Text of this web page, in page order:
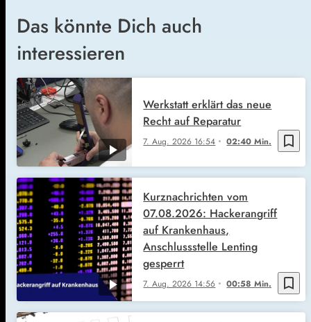
Das könnte Dich auch
interessieren
bookmark_border
7. Aug. 2026 16:54 02:40 Min.
Werkstatt erklärt das neue
Recht auf Reparatur
bookmark_border
7. Aug. 2026 14:56 00:58 Min.
Kurznachrichten vom
07.08.2026: Hackerangriff
auf Krankenhaus,
Anschlussstelle Lenting
gesperrt